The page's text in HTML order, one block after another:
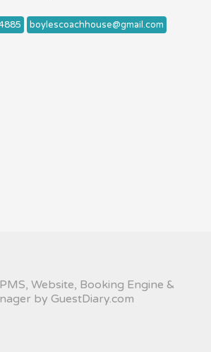
boylescoachhouse@gmail.com
Website, Booking Engine &
by GuestDiary.com